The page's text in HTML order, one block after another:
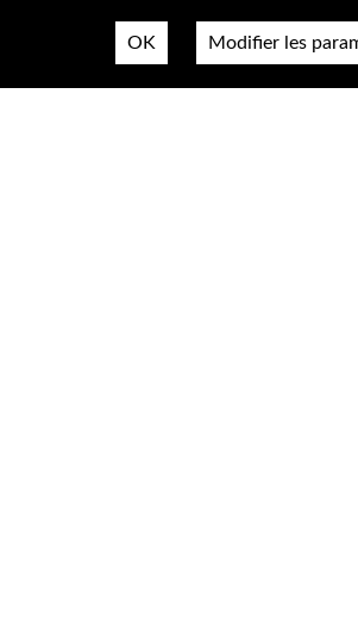
OK Modifier les